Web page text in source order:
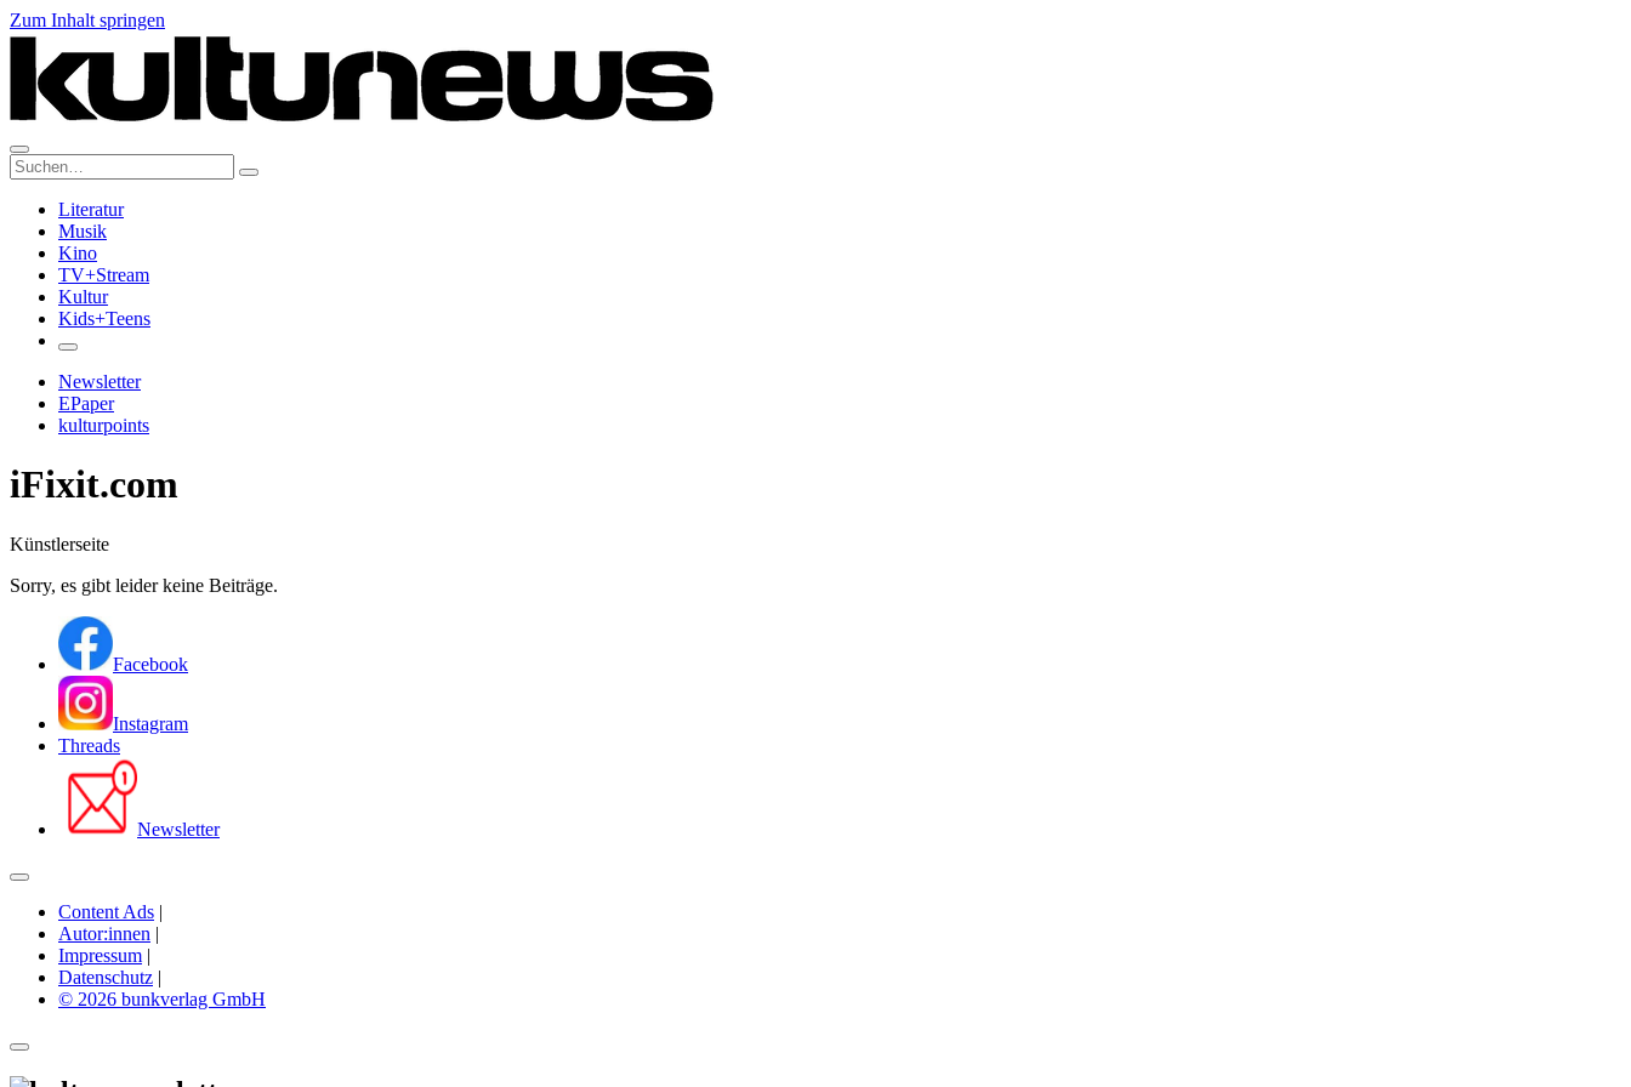
Zum Inhalt springen
Suche:
Literatur
Musik
Kino
TV+Stream
Kultur
Kids+Teens
Newsletter
EPaper
kulturpoints
iFixit.com
Künstlerseite
Sorry, es gibt leider keine Beiträge.
Facebook
Instagram
Threads
Newsletter
Content Ads |
Autor:innen |
Impressum |
Datenschutz |
© 2026 bunkverlag GmbH